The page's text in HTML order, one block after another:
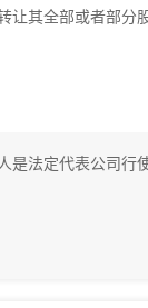
让其全部或者部分
是法定代表公司行